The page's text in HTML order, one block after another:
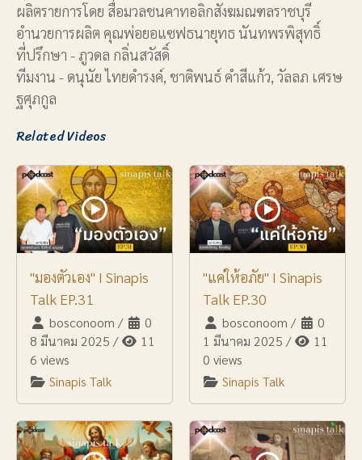
ผลิตรายการโดย สื่อมวลชนคาทอลิกสังฆมณฑลราชบุรี
อำนวยการผลิต คุณพ่อยอแซฟธนายุทธ นันทพรพิสุทธิ์
ที่ปรึกษา - ภูวดล กลิ่นสวัสดิ์
ทีมงาน - ดนุนัย ไทยดำรงค์, ชาติพนธ์ คำสีแก้ว, วัลลภ เศรษ
ฐศุภกูล
Related Videos
"มองตัวเอง" I Sinapis
Talk EP.31
bosconoom /
0
8 มีนาคม 2025 /
11
6 views
Sinapis Talk
"แค่ให้อภัย" I Sinapis
Talk EP.30
bosconoom /
0
1 มีนาคม 2025 /
11
0 views
Sinapis Talk